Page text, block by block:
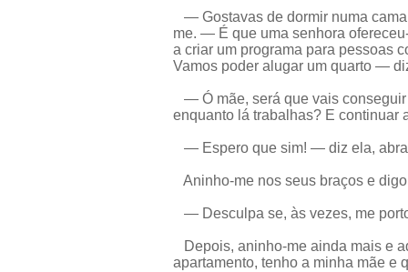
— Gostavas de dormir numa
me. — É que uma senhora
a criar um programa para pessoas
Vamos poder alugar um quarto —
— Ó mãe, será que vais
enquanto lá trabalhas? E continuar
— Espero que sim! — diz ela,
Aninho-me nos seus braços e
— Desculpa se, às vezes, me
Depois, aninho-me ainda mais e
apartamento, tenho a minha mãe e